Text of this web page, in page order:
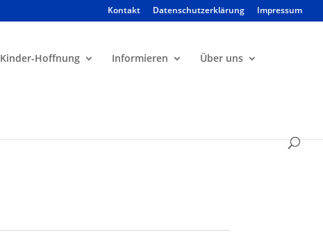
Kontakt Datenschutzerklärung Impressum
Kinder-Hoffnung Informieren Über uns
Products